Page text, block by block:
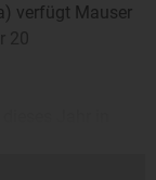
verfügt Mauser
20